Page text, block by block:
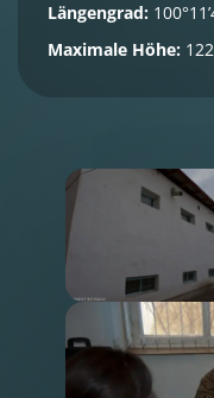
Längengrad:
Maximale Höhe: